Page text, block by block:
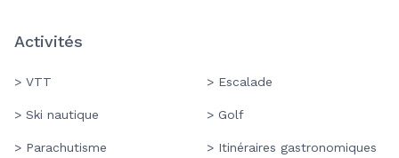
Activités
> VTT > Escalade
> Ski nautique > Golf
> Parachutisme > Itinéraires gastronomiques